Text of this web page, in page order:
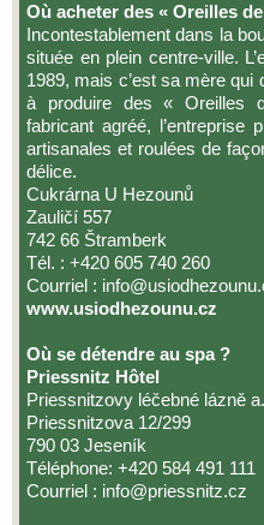
Où acheter des « Oreilles
Incontestablement dans la
située en plein centre-ville.
1989, mais c’est sa mère
à produire des « Oreilles
fabricant agréé, l’entreprise
artisanales et roulées de
délice.
Cukrárna U Hezounů
Zauličí 557
742 66 Štramberk
Tél. : +420 605 740 260
Courriel :
www.usiodhezounu.cz
Où se détendre au spa ?
Priessnitz Hôtel
Priessnitzovy léčebné lázně
Priessnitzova 12/299
790 03 Jeseník
Téléphone: +420 584 491 111
Courriel : info@priessnitz.cz